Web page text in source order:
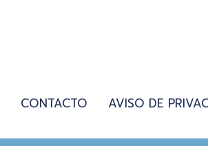
CONTACTO AVISO DE